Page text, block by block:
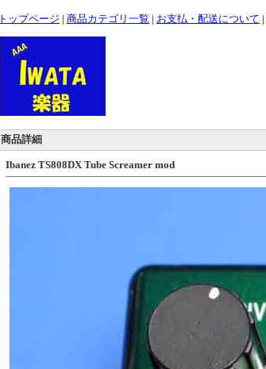
トップページ | 商品カテゴリ一覧 | お支払・配送について |
商品詳細
Ibanez TS808DX Tube Screamer mod